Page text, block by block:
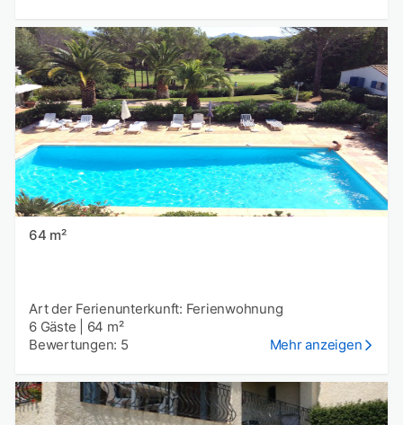
64 m²
Art der Ferienunterkunft: Ferienwohnung
6 Gäste
64 m²
Bewertungen: 5
Mehr anzeigen